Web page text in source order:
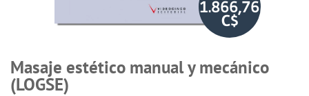
1.866,76
C$
Masaje estético manual y mecánico
(LOGSE)